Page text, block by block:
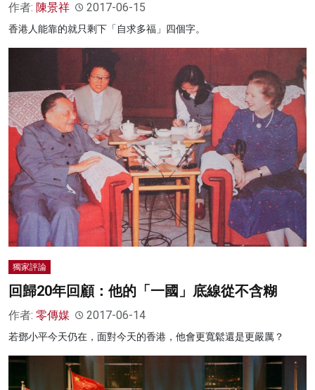
作者: 陳景祥 2017-06-15
香港人能靠的就只剩下「自求多福」四個字。
獨家評論
回歸20年回顧：他的「一國」底線從不含糊
作者: 零傳媒 2017-06-14
若鄧小平今天仍在，面對今天的香港，他會更寬鬆還是更嚴厲？